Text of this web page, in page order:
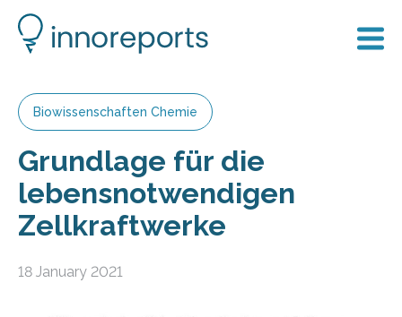
Biowissenschaften Chemie
Grundlage für die
lebensnotwendigen
Zellkraftwerke
18 January 2021